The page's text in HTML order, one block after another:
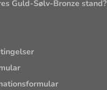
Guld-Sølv-Bronze stand?